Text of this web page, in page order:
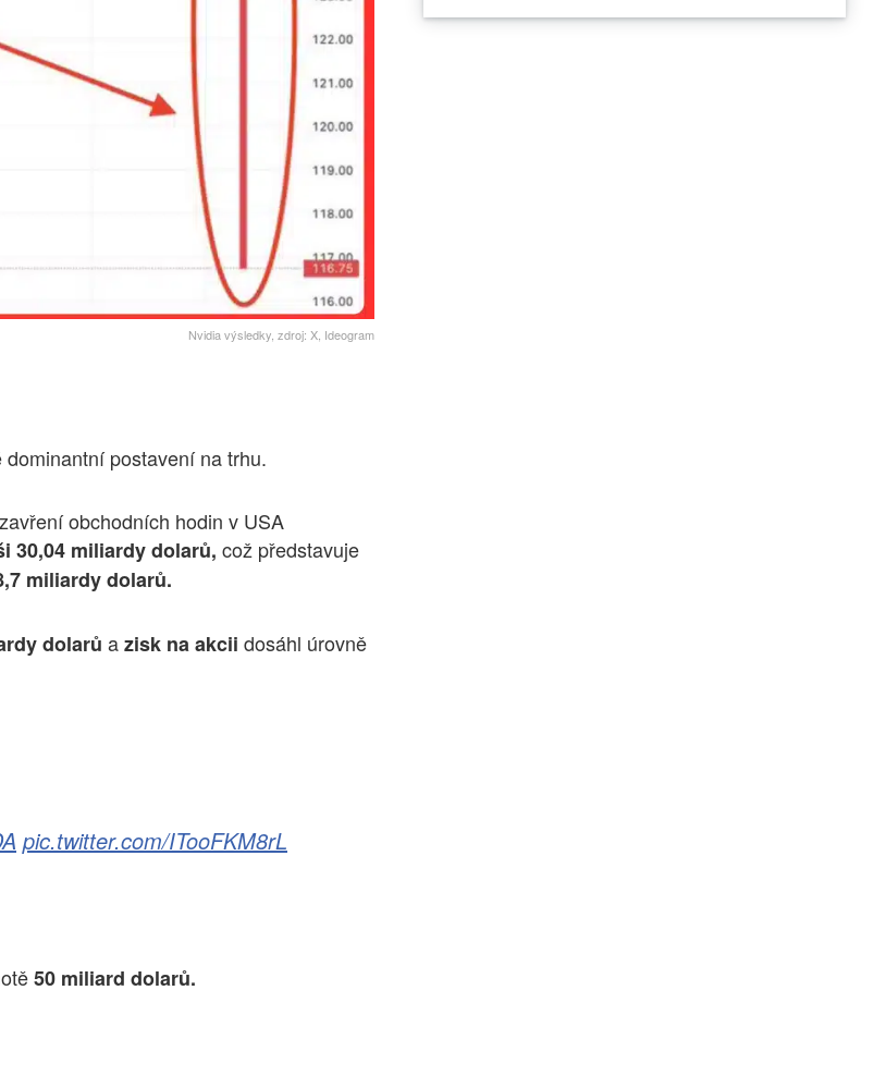
Nvidia výsledky, zdroj: X, Ideogram
postavení na trhu.
obchodních hodin v USA
30,04 miliardy dolarů, což představuje
miliardy dolarů.
dolarů azisk na akcii dosáhl úrovně
pic.twitter.com/ITooFKM8rL
50 miliard dolarů.